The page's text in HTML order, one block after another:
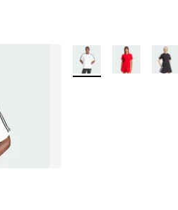
Plus de couleurs